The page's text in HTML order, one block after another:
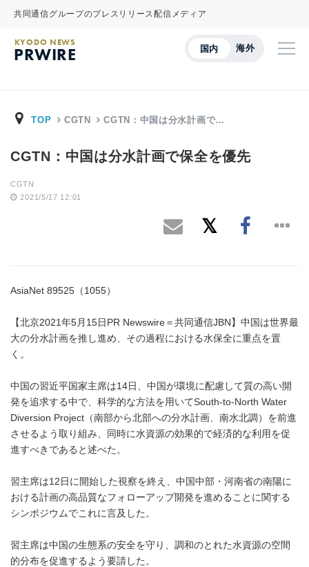
共同通信グループのプレスリリース配信メディア
国内 海外
KYODO NEWS
PRWIRE
TOP CGTN CGTN：中国は分水計画で…
CGTN：中国は分水計画で保全を優先
CGTN
2021/5/17 12:01
AsiaNet 89525（1055）
【北京2021年5月15日PR Newswire＝共同通信JBN】中国は世界最
大の分水計画を推し進め、その過程における水保全に重点を置
く。
中国の習近平国家主席は14日、中国が環境に配慮して質の高い開
発を追求する中で、科学的な方法を用いてSouth-to-North Water
Diversion Project（南部から北部への分水計画、南水北調）を前進
させるよう取り組み、同時に水資源の効果的で経済的な利用を促
進すべきであると述べた。
習主席は12日に開始した視察を終え、中国中部・河南省の南陽に
おける計画の高品質なフォローアップ開発を進めることに関する
シンポジウムでこれに言及した。
習主席は中国の生態系の安全を守り、調和のとれた水資源の空間
的分布を促進するよう要請した。